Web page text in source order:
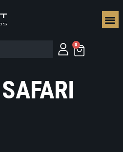
0